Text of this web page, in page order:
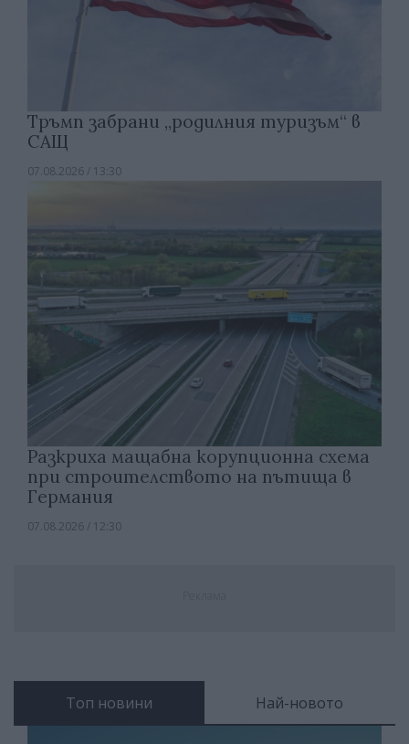
Тръмп забрани „родилния туризъм“ в
САЩ
07.08.2026 / 13:30
Разкриха мащабна корупционна схема
при строителството на пътища в
Германия
07.08.2026 / 12:30
Топ новини Най-новото